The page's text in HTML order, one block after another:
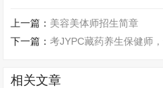
上一篇： 美容美体师招生简章
下一篇：考JYPC藏药养生保健师
相关文章